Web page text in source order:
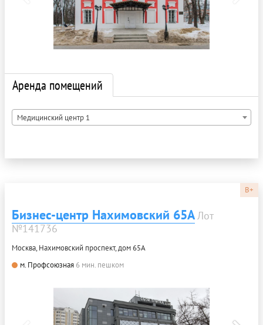
Аренда помещений
Медицинский центр 1
B+
Бизнес-центр Нахимовский 65АЛот
№141736
Москва, Нахимовский проспект, дом 65А
м. Профсоюзная 6 мин. пешком